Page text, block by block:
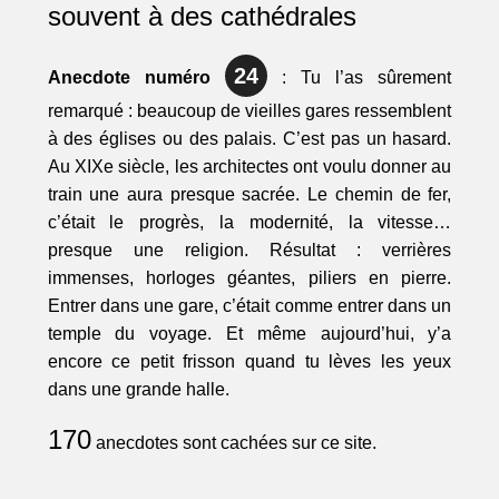
souvent à des cathédrales
Anecdote numéro 24 : Tu l’as sûrement
remarqué : beaucoup de vieilles gares ressemblent
à des églises ou des palais. C’est pas un hasard.
Au XIXe siècle, les architectes ont voulu donner au
train une aura presque sacrée. Le chemin de fer,
c’était le progrès, la modernité, la vitesse…
presque une religion. Résultat : verrières
immenses, horloges géantes, piliers en pierre.
Entrer dans une gare, c’était comme entrer dans un
temple du voyage. Et même aujourd’hui, y’a
encore ce petit frisson quand tu lèves les yeux
dans une grande halle.
170anecdotes sont cachées sur ce site.